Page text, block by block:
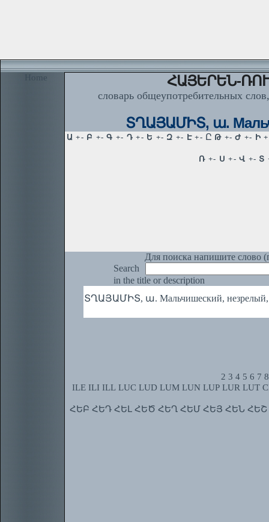
Home ՀԱՅԵՐԵՆ-
словарь общеупотребительных
ՏՂԱՅԱՄԻՏ, ա.
Для поиска напишите слово
Search
in the title or description
ՏՂԱՅԱՄԻՏ, ա. Мальчишеский, незрелый,
2 3 4 5 6 7 8
ILE ILI ILL LUC LUD LUM LUN LUP LUR LUT
ՀԵԲ ՀԵԴ ՀԵԼ ՀԵԾ ՀԵՂ ՀԵՄ ՀԵՅ ՀԵՆ ՀԵՇ